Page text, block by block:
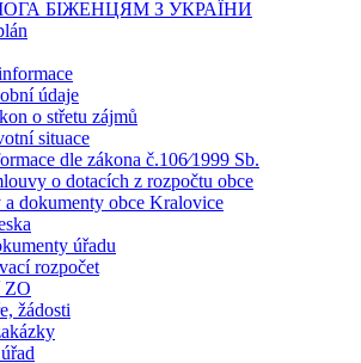
БІЖЕНЦЯМ З УКРАЇНИ
údaje
o střetu zájmů
situace
dle zákona č.106⁄1999 Sb.
o dotacích z rozpočtu obce
a dokumenty obce Kralovice
úřadu
rozpočet
ZO
žádosti